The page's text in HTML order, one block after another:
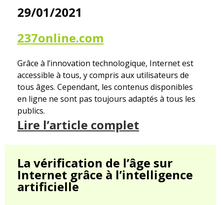
29/01/2021
237online.com
Grâce à l’innovation technologique, Internet est
accessible à tous, y compris aux utilisateurs de
tous âges. Cependant, les contenus disponibles
en ligne ne sont pas toujours adaptés à tous les
publics.
Lire l’article complet
La vérification de l’âge sur
Internet grâce à l’intelligence
artificielle